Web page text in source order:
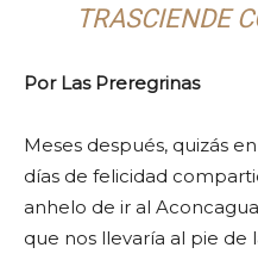
TRASCIENDE
Por Las Preregrinas
Meses después, quizás
días de felicidad
anhelo de ir al
que nos llevaría al pie de